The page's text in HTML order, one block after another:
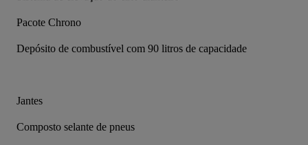
Pacote Chrono
Depósito de combustível com 90 litros de capacidade
Jantes
Composto selante de pneus